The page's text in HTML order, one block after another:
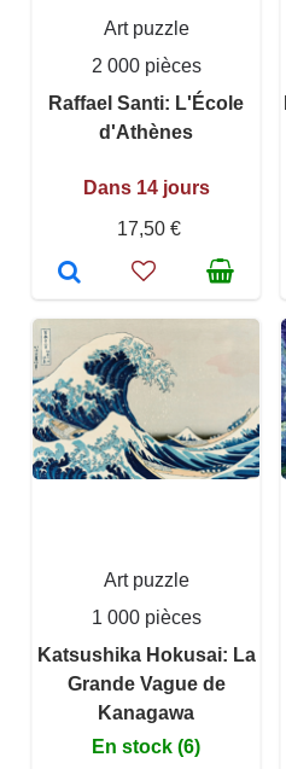
Art puzzle
2 000 pièces
Raffael Santi: L'École
d'Athènes
Dans 14 jours
17,50 €
Art puzzle
1 000 pièces
Katsushika Hokusai: La
Grande Vague de
Kanagawa
En stock (6)